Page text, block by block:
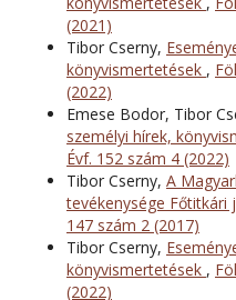
(2021)
Tibor Cserny,
könyvismertetések ,
(2022)
Emese Bodor, Tibor
személyi hírek,
Évf. 152 szám 4 (2022)
Tibor Cserny, A
tevékenysége Főtitkári
147 szám 2 (2017)
Tibor Cserny,
könyvismertetések ,
(2022)